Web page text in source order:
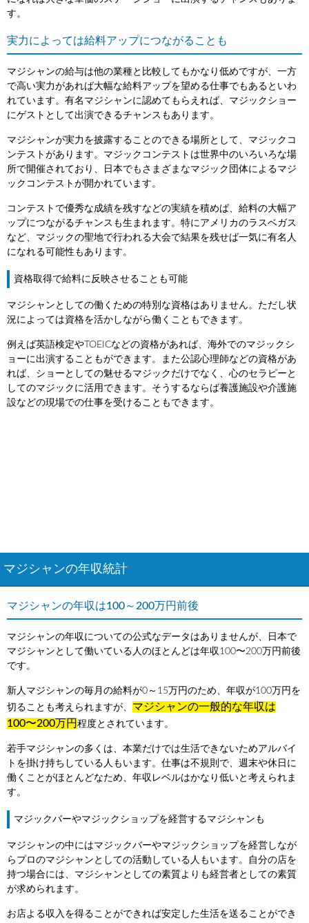
す。
実力によっては給料アップにつながることも
マジシャンの給与は他の業種と比較してもかなり低めですが、一方
で高い実力があれば大幅な給料アップを望める仕事でもあるといわ
れています。有名マジシャンに認めてもらえれば、マジックショー
にゲストとして出演できるチャンスもあります。
マジシャンが実力を披露することのできる場所として、マジックコ
ンテストがあります。マジックコンテストは世界中のいろいろな場
所で開催されており、日本でもさまざまなマジック団体によるマジ
ックコンテストが開かれています。
コンテストで優秀な成績を残すなどの実績を積めば、給料の大幅ア
ップにつながるチャンスも生まれます。特にアメリカのラスベガス
など、マジックの聖地で行われる大会で結果を残せば一気に有名人
になれる可能性もあります。
資格取得で給料に反映させることも可能
マジシャンとしての働くための特別な資格はありません。ただし状
況によっては資格を活かしながら働くこともできます。
例えば英語検定やTOEICなどの資格があれば、海外でのマジックシ
ョーに出演することもができます。また公認心理師などの資格があ
れば、ショーとしての魅せるマジックだけでなく、心のセラピーと
してのマジックに活用できます。そうするならば養護施設や介護施
設などの現場での仕事を受けることもできます。
マジシャンの年収統計
マジシャンの年収は100～200万円前後
マジシャンの年収についての公式なデータはありませんが、日本で
マジシャンとして働いている人のほとんどは年収100〜200万円前後
です。
新人マジシャンの毎月の給料が0～15万円のため、年収が100万円を
切ることも考えられますが、 マジシャンの一般的な年収は
100〜200万円 程度とされています。
若手マジシャンの多くは、本業だけでは生活できないためアルバイ
トを掛け持ちしている人もいます。仕事は不規則で、週末や休日に
働くことがほとんどなため、年収レベルはかなり低いと考えられま
す。
マジックバーやマジックショップを経営するマジシャンも
マジシャンの中にはマジックバーやマジックショップを経営しなが
らプロのマジシャンとしての活動している人もいます。自分の店を
持つ場合には、マジシャンとしての素質よりも経営者としての素質
が求められます。
お店よる収入を得ることができれば安定した生活を送ることができ